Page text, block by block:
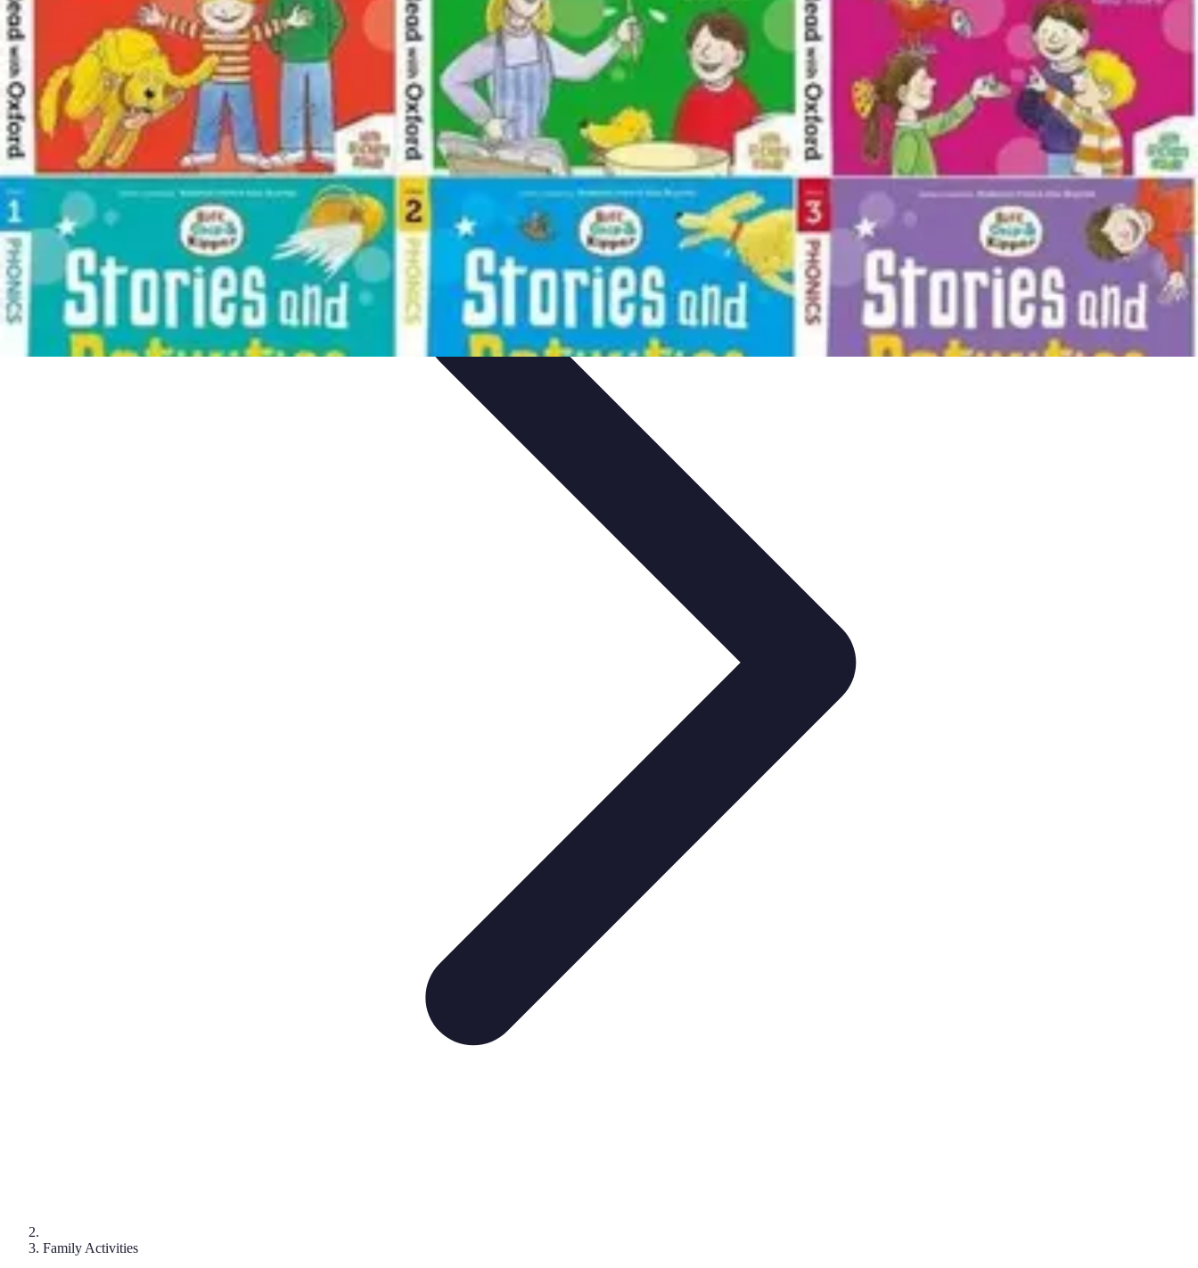
Leisure Guide Online
Découverte
Loisirs CréatifsConseils pratiquesGuides et conseils Leisure Tips
Leisure Guide Online
Family Activities